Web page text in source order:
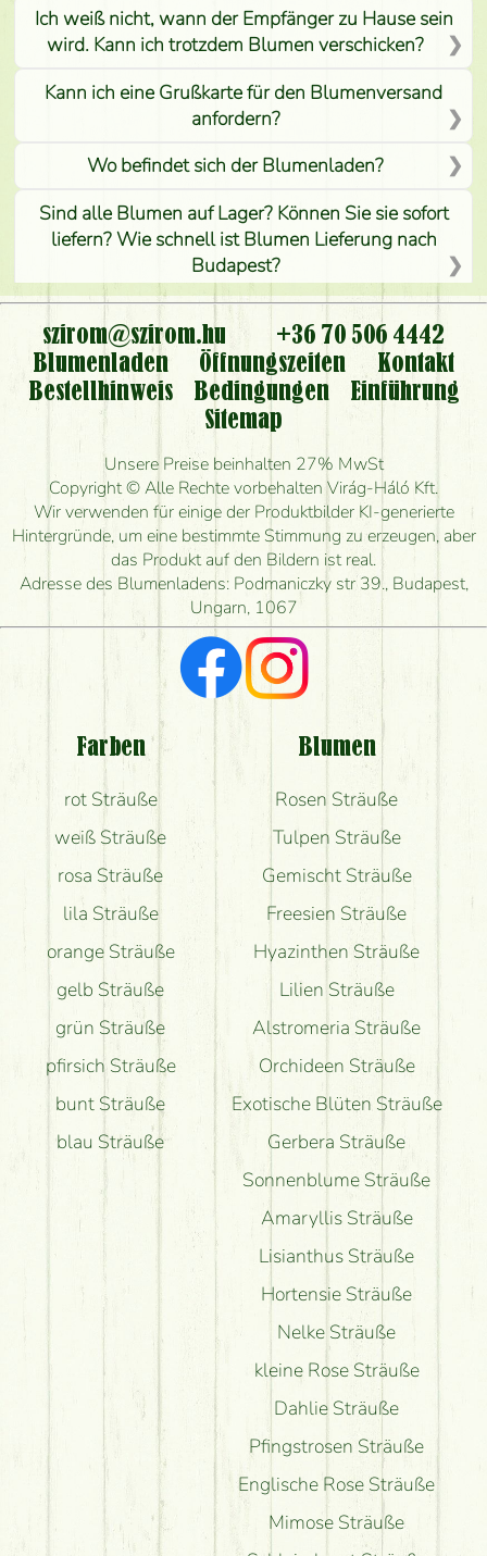
Ich weiß nicht, wann der Empfänger zu Hause sein
wird. Kann ich trotzdem Blumen verschicken?
Kann ich eine Grußkarte für den Blumenversand
anfordern?
Wo befindet sich der Blumenladen?
Sind alle Blumen auf Lager? Können Sie sie sofort
liefern? Wie schnell ist Blumen Lieferung nach
Budapest?
Ist der Blumenladen non stop geöffnet?
Kann ich den bestellten Blumenstrauß persönlich
nehmen oder nur per Blumenversand?
Ist eine Bestellung für ländliche Gebiete möglich?
Wie lange kann ich heute Blumen mit Lieferung
bestellen?
Wie schnell können Sie den Blumenstrauß
herstellen und wann können Sie ihn frühestens
liefern?
Ich suche rote Rosen, hast du welche?
Welche Rückmeldungen bekomme ich zum
Bekomme ich wirklich, was auf dem Bild zu sehen
szirom@szirom.hu
+36 70 506 4442
Blumenladen
Öffnungszeiten
Kontakt
Bestellhinweis
Bedingungen
Einführung
Sitemap
Unsere Preise beinhalten 27% MwSt
Copyright © Alle Rechte vorbehalten Virág-Háló Kft.
Wir verwenden für einige der Produktbilder KI-generierte
Hintergründe, um eine bestimmte Stimmung zu erzeugen, aber
das Produkt auf den Bildern ist real.
Adresse des Blumenladens: Podmaniczky str 39., Budapest,
Ungarn, 1067
Farben
rot Sträuße
weiß Sträuße
rosa Sträuße
lila Sträuße
orange Sträuße
gelb Sträuße
grün Sträuße
pfirsich Sträuße
bunt Sträuße
blau Sträuße
Blumen
Rosen Sträuße
Tulpen Sträuße
Gemischt Sträuße
Freesien Sträuße
Hyazinthen Sträuße
Lilien Sträuße
Alstromeria Sträuße
Orchideen Sträuße
Exotische Blüten Sträuße
Gerbera Sträuße
Sonnenblume Sträuße
Amaryllis Sträuße
Lisianthus Sträuße
Hortensie Sträuße
Nelke Sträuße
kleine Rose Sträuße
Dahlie Sträuße
Pfingstrosen Sträuße
Englische Rose Sträuße
Mimose Sträuße